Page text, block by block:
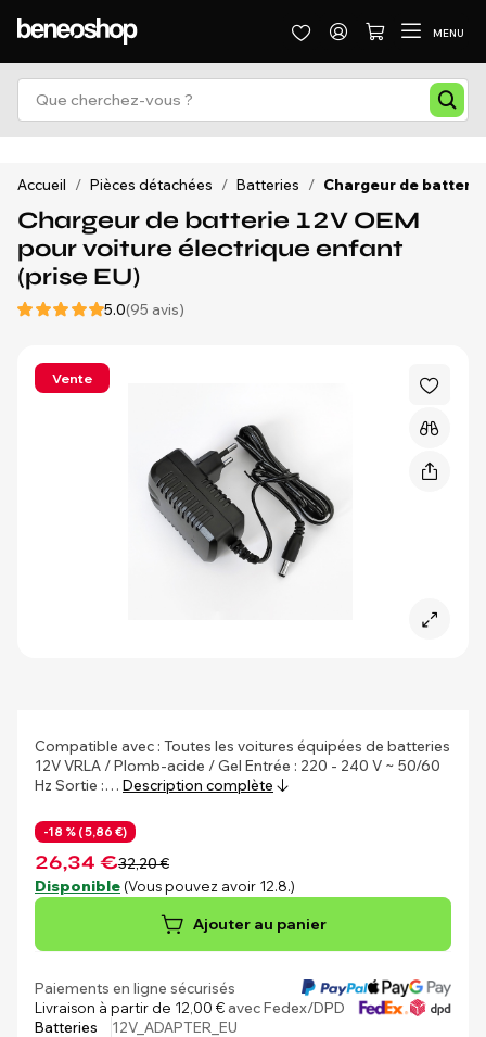
MENU
Accueil / Pièces détachées / Batteries / Chargeur de
Chargeur de batterie 12V OEM
pour voiture électrique enfant
(prise EU)
5.0(95 avis)
Vente
Compatible avec : Toutes les voitures équipées de batteries
12V VRLA / Plomb-acide / Gel Entrée : 220 - 240 V ~ 50/60
Hz Sortie :… Description complète
-18 % (5,86 €)
26,34 €32,20 €
Disponible (Vous pouvez avoir 12.8.)
Ajouter au panier
Paiements en ligne sécurisés
Livraison à partir de 12,00 €avec Fedex/DPD
Batteries
12V_ADAPTER_EU